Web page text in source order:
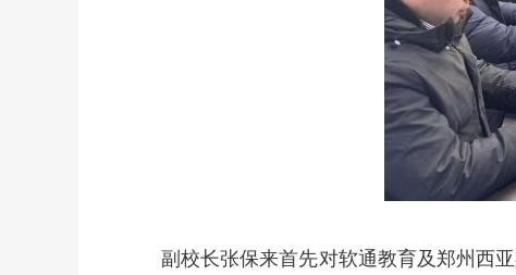
副校长张保来首先对软通教育及郑州西